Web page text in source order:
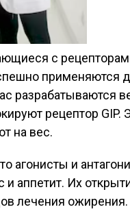
с
применяются
разрабатываются
рецептор
на вес.
агонисты и
и аппетит. Их
лечения ожирения.